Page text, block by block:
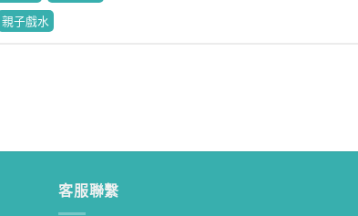
親子戲水
客服聯繫